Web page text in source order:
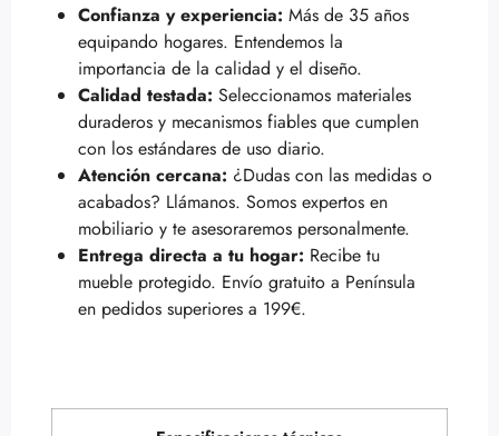
Confianza y experiencia: Más de 35 años
equipando hogares. Entendemos la
importancia de la calidad y el diseño.
Calidad testada: Seleccionamos materiales
duraderos y mecanismos fiables que cumplen
con los estándares de uso diario.
Atención cercana: ¿Dudas con las medidas o
acabados? Llámanos. Somos expertos en
mobiliario y te asesoraremos personalmente.
Entrega directa a tu hogar: Recibe tu
mueble protegido. Envío gratuito a Península
en pedidos superiores a 199€.